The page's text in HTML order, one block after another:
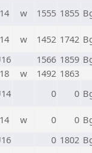
w 1555 1855
w 1452 1742
1566 1859
w 1492 1863
0 0
w 0 0
0 1802